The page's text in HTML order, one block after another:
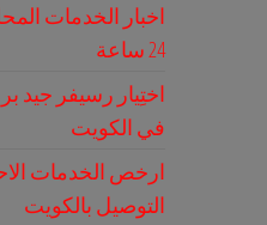
اخبار الخدمات
24 ساعة
في الكويت
ارخص الخدمات
التوصيل بالكويت